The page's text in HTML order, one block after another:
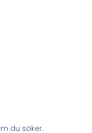
du söker.